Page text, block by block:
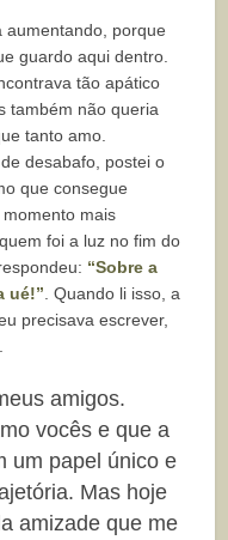
aumentando, porque
guardo aqui dentro.
tão apático
também não queria
tanto amo.
desabafo, postei o
que consegue
mais
foi a luz no fim do
“Sobre a
ué!” . Quando li isso, a
precisava escrever,
amigos.
vocês e que a
um papel único e
Mas hoje
amizade que me